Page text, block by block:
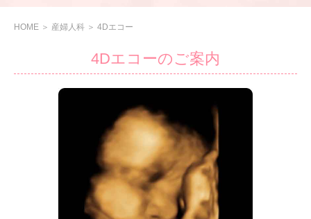
HOME ＞ 産婦人科 ＞ 4Dエコー
4Dエコーのご案内